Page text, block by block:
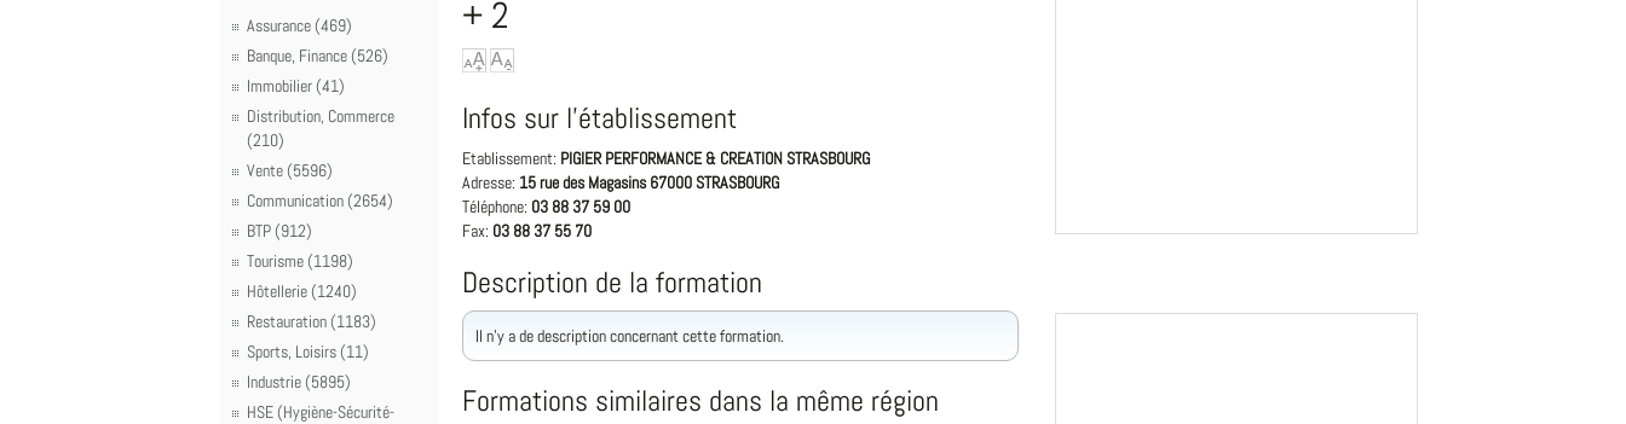
Assurance (469)
Banque, Finance (526)
Immobilier (41)
Distribution, Commerce
(210)
Vente (5596)
Communication (2654)
BTP (912)
Tourisme (1198)
Hôtellerie (1240)
Restauration (1183)
Sports, Loisirs (11)
Industrie (5895)
HSE (Hygiène-Sécurité-
+ 2
Infos sur l'établissement
Etablissement: PIGIER PERFORMANCE & CREATION STRASBOURG
Adresse: 15 rue des Magasins 67000 STRASBOURG
Téléphone: 03 88 37 59 00
Fax: 03 88 37 55 70
Description de la formation
Il n'y a de description concernant cette formation.
Formations similaires dans la même région